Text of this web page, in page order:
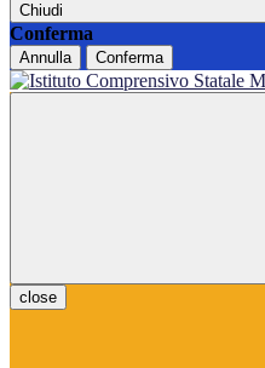
Chiudi
Conferma
Annulla Conferma
close